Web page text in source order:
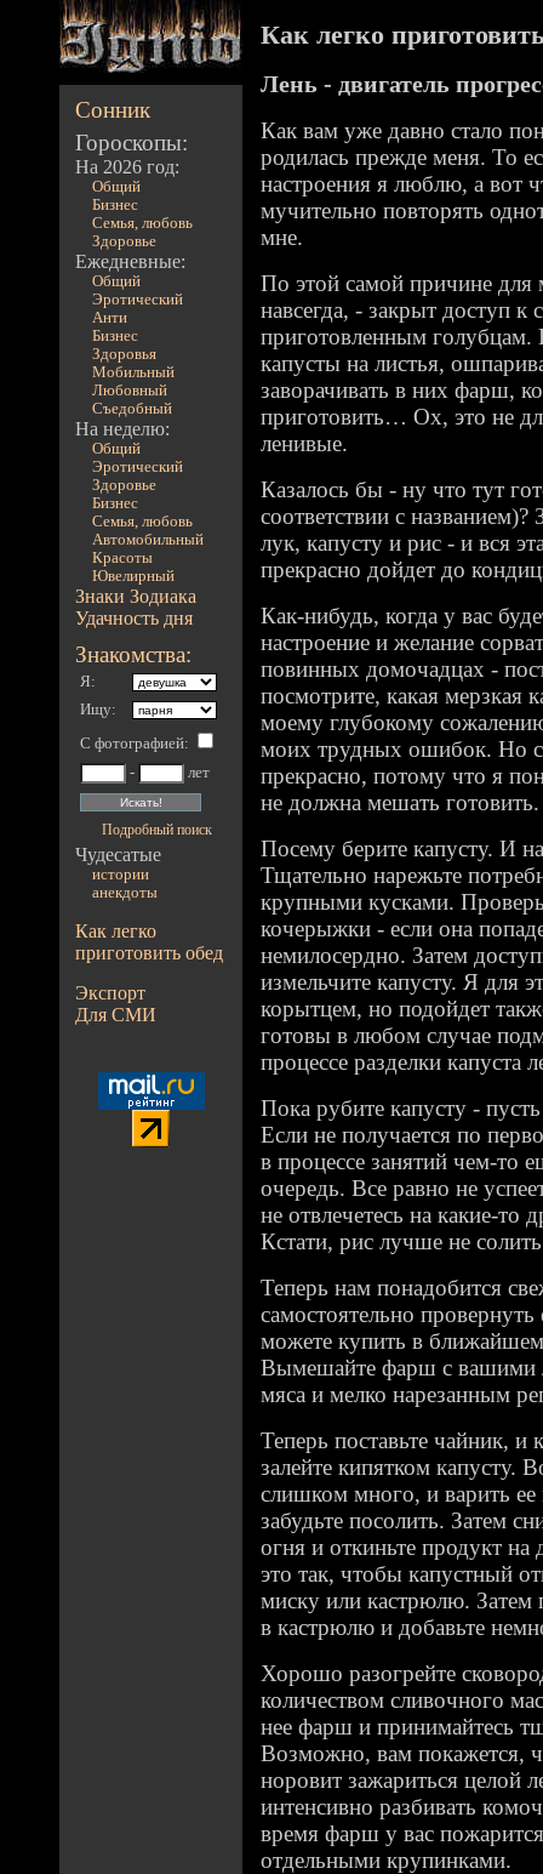
Сонник
Гороскопы:
На 2026 год:
Общий
Бизнес
Семья, любовь
Здоровье
Ежедневные:
Общий
Эротический
Анти
Бизнес
Здоровья
Мобильный
Любовный
Съедобный
На неделю:
Общий
Эротический
Здоровье
Бизнес
Семья, любовь
Автомобильный
Красоты
Ювелирный
Знаки Зодиака
Удачность дня
Знакомства:
Я:
Ищу:
С фотографией:
-
лет
Подробный поиск
Чудесатые
истории
анекдоты
Как легко
приготовить обед
Экспорт
Для СМИ
Как легко
Лень - двигатель
Как вам уже давно стало
родилась прежде меня. То
настроения я люблю, а вот
мучительно повторять
мне.
По этой самой причине для
навсегда, - закрыт доступ к
приготовленным голубцам.
капусты на листья,
заворачивать в них фарш,
приготовить… Ох, это не
ленивые.
Казалось бы - ну что тут
соответствии с
лук, капусту и рис - и вся
прекрасно дойдет до
Как-нибудь, когда у вас
настроение и желание
повинных домочадцах -
посмотрите, какая мерзкая
моему глубокому
моих трудных ошибок. Но
прекрасно, потому что я
не должна мешать готовить.
Посему берите капусту. И
Тщательно нарежьте
крупными кусками.
кочерыжки - если она
немилосердно. Затем
измельчите капусту. Я для
корытцем, но подойдет
готовы в любом случае
процессе разделки капуста
Пока рубите капусту -
Если не получается по
в процессе занятий чем-то
очередь. Все равно не
не отвлечетесь на какие-то
Кстати, рис лучше не
Теперь нам понадобится
самостоятельно
можете купить в
Вымешайте фарш с вашими
мяса и мелко нарезанным
Теперь поставьте чайник, и
залейте кипятком
слишком много, и варить
забудьте посолить. Затем
огня и откиньте продукт на
это так, чтобы капустный
миску или кастрюлю. Затем
в кастрюлю и добавьте
Хорошо разогрейте
количеством сливочного
нее фарш и принимайтесь
Возможно, вам покажется,
норовит зажариться целой
интенсивно разбивать
время фарш у вас
отдельными крупинками.